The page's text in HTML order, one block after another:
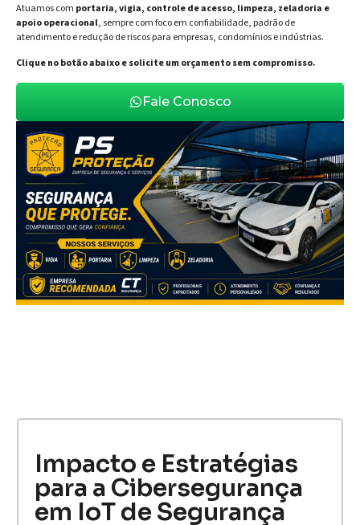
Atuamos com portaria, vigia, controle de acesso, limpeza, zeladoria e
apoio operacional, sempre com foco em confiabilidade, padrão de
atendimento e redução de riscos para empresas, condomínios e indústrias.
Clique no botão abaixo e solicite um orçamento sem compromisso.
Fale Conosco
Impacto e Estratégias
para a Cibersegurança
em IoT de Segurança